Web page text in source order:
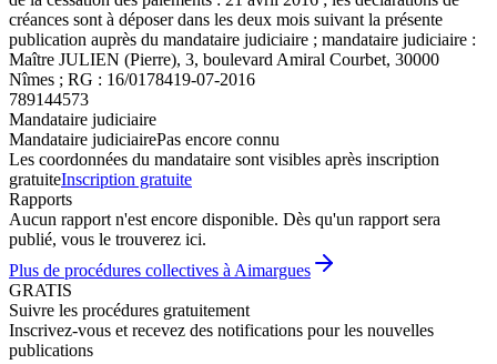
créances sont à déposer dans les deux mois suivant la présente
publication auprès du mandataire judiciaire ; mandataire judiciaire :
Maître JULIEN (Pierre), 3, boulevard Amiral Courbet, 30000
Nîmes ; RG : 16/0178419-07-2016
789144573
Mandataire judiciaire
Mandataire judiciairePas encore connu
Les coordonnées du mandataire sont visibles après inscription
gratuiteInscription gratuite
Rapports
Aucun rapport n'est encore disponible. Dès qu'un rapport sera
publié, vous le trouverez ici.
Plus de procédures collectives à Aimargues
GRATIS
Suivre les procédures gratuitement
Inscrivez-vous et recevez des notifications pour les nouvelles
publications